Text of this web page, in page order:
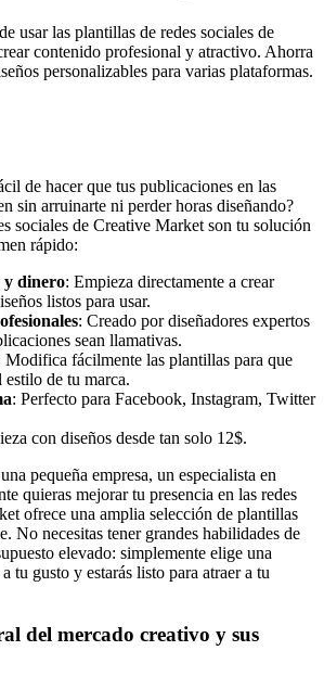
usar las plantillas de redes sociales de
contenido profesional y atractivo. Ahorra
personalizables para varias plataformas.
de hacer que tus publicaciones en las
sin arruinarte ni perder horas diseñando?
sociales de Creative Market son tu solución
rápido:
dinero: Empieza directamente a crear
listos para usar.
: Creado por diseñadores expertos
sean llamativas.
Modifica fácilmente las plantillas para que
de tu marca.
: Perfecto para Facebook, Instagram, Twitter
con diseños desde tan solo 12$.
pequeña empresa, un especialista en
quieras mejorar tu presencia en las redes
ofrece una amplia selección de plantillas
No necesitas tener grandes habilidades de
elevado: simplemente elige una
tu gusto y estarás listo para atraer a tu
del mercado creativo y sus